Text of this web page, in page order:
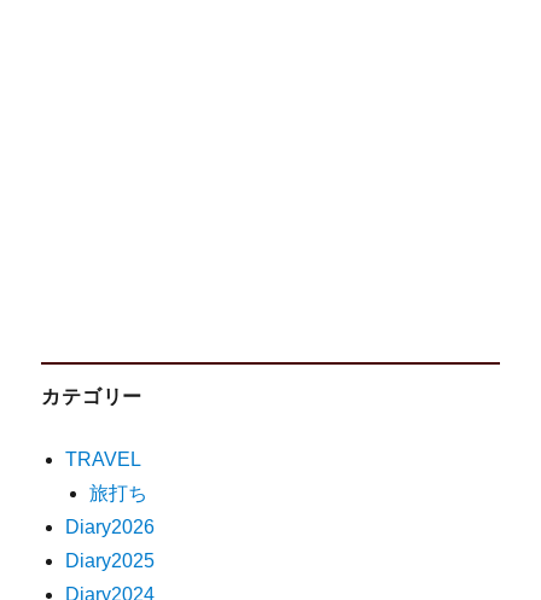
カテゴリー
TRAVEL
旅打ち
Diary2026
Diary2025
Diary2024